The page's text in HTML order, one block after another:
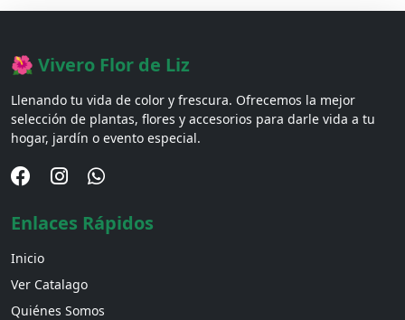
🌺 Vivero Flor de Liz
Llenando tu vida de color y frescura. Ofrecemos la mejor
selección de plantas, flores y accesorios para darle vida a tu
hogar, jardín o evento especial.
Enlaces Rápidos
Inicio
Ver Catalago
Quiénes Somos